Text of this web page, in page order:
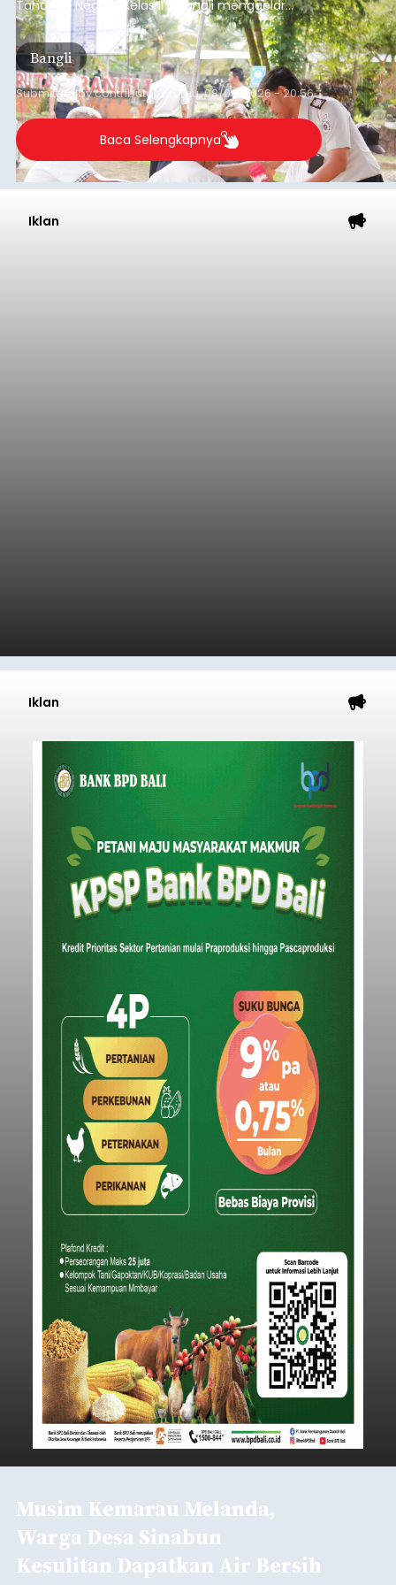
Tahanan Negara Kelas II B Bangli menggelar
kegiatan pemeriksaan kesehatan gratis, Rabu
(6/8/2026).
Bangli
Submitted bycontributor Thu, 08/06/2026 - 20:56
Baca Selengkapnya
Iklan
Iklan
Musim Kemarau Melanda,
Warga Desa Sinabun
Kesulitan Dapatkan Air Bersih